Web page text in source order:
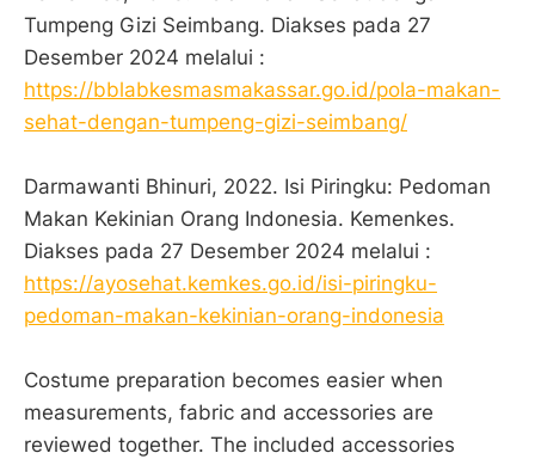
Tumpeng Gizi Seimbang. Diakses pada 27
Desember 2024 melalui :
https://bblabkesmasmakassar.go.id/pola-makan-
sehat-dengan-tumpeng-gizi-seimbang/
Darmawanti Bhinuri, 2022. Isi Piringku: Pedoman
Makan Kekinian Orang Indonesia. Kemenkes.
Diakses pada 27 Desember 2024 melalui :
https://ayosehat.kemkes.go.id/isi-piringku-
pedoman-makan-kekinian-orang-indonesia
Costume preparation becomes easier when
measurements, fabric and accessories are
reviewed together. The included accessories